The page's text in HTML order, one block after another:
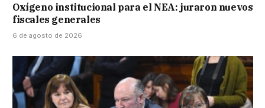
Oxígeno institucional para el NEA: juraron nuevos
fiscales generales
6 de agosto de 2026